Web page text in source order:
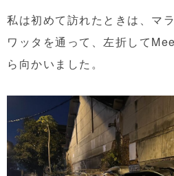
私は初めて訪れたときは、マ
ワッタを通って、左折して
ら向かいました。